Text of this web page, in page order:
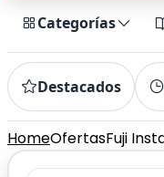
Categorías
Destacados
HomeOfertasFuji